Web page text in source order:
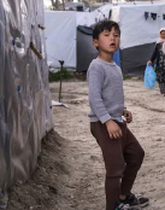
sport
berlin
nord
wahrheit